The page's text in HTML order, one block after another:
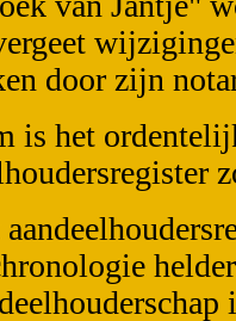
door zijn
is het